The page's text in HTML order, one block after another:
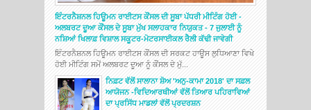
ਇੰਟਰਨੈਸ਼ਨਲ ਹਿਊਮਨ ਰਾਈਟਸ ਕੌਂਸਲ ਦੀ ਸੂਬਾ ਪੱਧਰੀ ਮੀਟਿੰਗ ਹੋਈ -
ਅਲਬਰਟ ਦੂਆ ਕੌਂਸਲ ਦੇ ਸੂਬਾ ਮੁੱਖ ਸਲਾਹਕਾਰ ਨਿਯੁਕਤ - 7 ਜੁਲਾਈ ਨੂੰ
ਨਸ਼ਿਆਂ ਖਿਲਾਫ਼ ਵਿਸ਼ਾਲ ਸਕੂਟਰ-ਮੋਟਰਸਾਈਕਲ ਰੈਲੀ ਕੱਢੀ ਜਾਵੇਗੀ
ਇੰਟਰਨੈਸ਼ਨਲ ਹਿਊਮਨ ਰਾਈਟਸ ਕੌਂਸਲ ਦੀ ਸਰਕਟ ਹਾਊਸ ਲੁਧਿਆਣਾ ਵਿਖੇ
ਹੋਈ ਮੀਟਿੰਗ ਸਮੇਂ ਅਲਬਰਟ ਦੂਆ ਨੂੰ ਕੌਂਸਲ ਦੇ ਮੁੱ...
ਨਿਫ਼ਟ ਵੱਲੋਂ ਸਾਲਾਨਾ ਸ਼ੋਅ 'ਅਨੁ-ਕਾਮਾ 2018' ਦਾ ਸਫ਼ਲ
ਆਯੋਜਨ -ਵਿਦਿਆਰਥੀਆਂ ਵੱਲੋਂ ਤਿਆਰ ਪਹਿਰਾਵਿਆਂ
ਦਾ ਪ੍ਰਸਿੱਧ ਮਾਡਲਾਂ ਵੱਲੋਂ ਪ੍ਰਦਰਸ਼ਨ